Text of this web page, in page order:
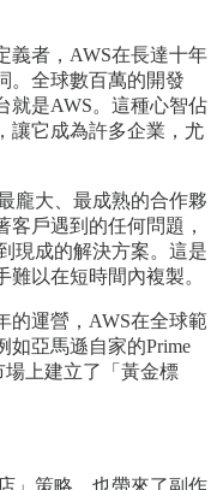
義者，AWS在長達十年
。全球數百萬的開發
就是AWS。這種心智佔
讓它成為許多企業，尤
龐大、最成熟的合作夥
戶遇到的任何問題，
現成的解決方案。這是
以在短時間內複製。
的運營，AWS在全球範
如亞馬遜自家的Prime
上建立了「黃金標
」策略，也帶來了副作